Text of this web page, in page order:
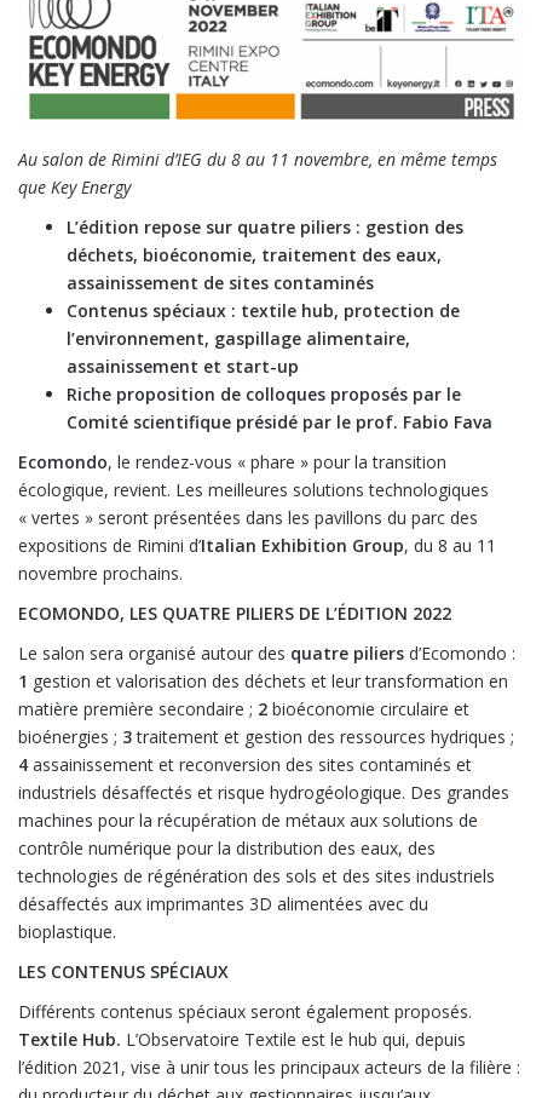
Au salon de Rimini d’IEG du 8 au 11 novembre, en même temps
que Key Energy
L’édition repose sur quatre piliers : gestion des
déchets, bioéconomie, traitement des eaux,
assainissement de sites contaminés
Contenus spéciaux : textile hub, protection de
l’environnement, gaspillage alimentaire,
assainissement et start-up
Riche proposition de colloques proposés par le
Comité scientifique présidé par le prof. Fabio Fava
Ecomondo, le rendez-vous « phare » pour la transition
écologique, revient. Les meilleures solutions technologiques
« vertes » seront présentées dans les pavillons du parc des
expositions de Rimini d’Italian Exhibition Group, du 8 au 11
novembre prochains.
ECOMONDO, LES QUATRE PILIERS DE L’ÉDITION 2022
Le salon sera organisé autour des quatre piliers d’Ecomondo :
1 gestion et valorisation des déchets et leur transformation en
matière première secondaire ; 2 bioéconomie circulaire et
bioénergies ; 3traitement et gestion des ressources hydriques ;
4 assainissement et reconversion des sites contaminés et
industriels désaffectés et risque hydrogéologique. Des grandes
machines pour la récupération de métaux aux solutions de
contrôle numérique pour la distribution des eaux, des
technologies de régénération des sols et des sites industriels
désaffectés aux imprimantes 3D alimentées avec du
bioplastique.
LES CONTENUS SPÉCIAUX
Différents contenus spéciaux seront également proposés.
Textile Hub. L’Observatoire Textile est le hub qui, depuis
l’édition 2021, vise à unir tous les principaux acteurs de la filière :